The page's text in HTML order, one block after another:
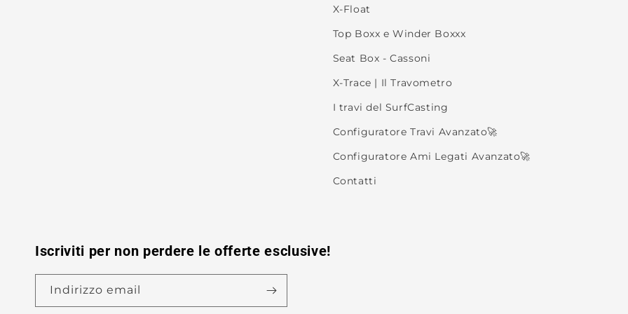
X-Float
Top Boxx e Winder Boxxx
Seat Box - Cassoni
X-Trace | Il Travometro
I travi del SurfCasting
Configuratore Travi Avanzato🚀
Configuratore Ami Legati Avanzato🚀
Contatti
Iscriviti per non perdere le offerte esclusive!
Indirizzo email